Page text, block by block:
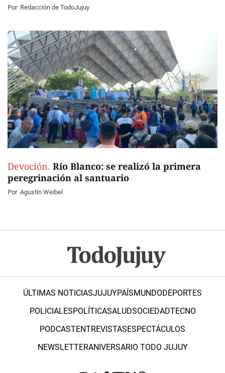
Por Redacción de TodoJujuy
Devoción. Río Blanco: se realizó la primera
peregrinación al santuario
Por Agustín Weibel
ÚLTIMAS NOTICIASJUJUYPAÍSMUNDODEPORTES
POLICIALESPOLÍTICASALUDSOCIEDADTECNO
PODCASTENTREVISTASESPECTÁCULOS
NEWSLETTERANIVERSARIO TODO JUJUY